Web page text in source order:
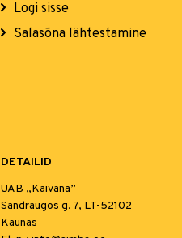
Logi sisse
Salasõna lähtestamine
DETAILID
UAB „Kaivana”
Sandraugos g. 7, LT-52102
Kaunas